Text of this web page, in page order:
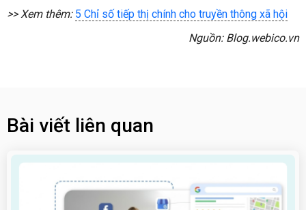
>> Xem thêm: 5 Chỉ số tiếp thị chính cho truyền thông xã hội
Nguồn: Blog.webico.vn
Bài viết liên quan